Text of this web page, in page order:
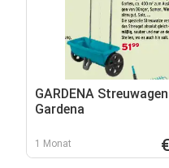
GARDENA
Gardena
1 Monat